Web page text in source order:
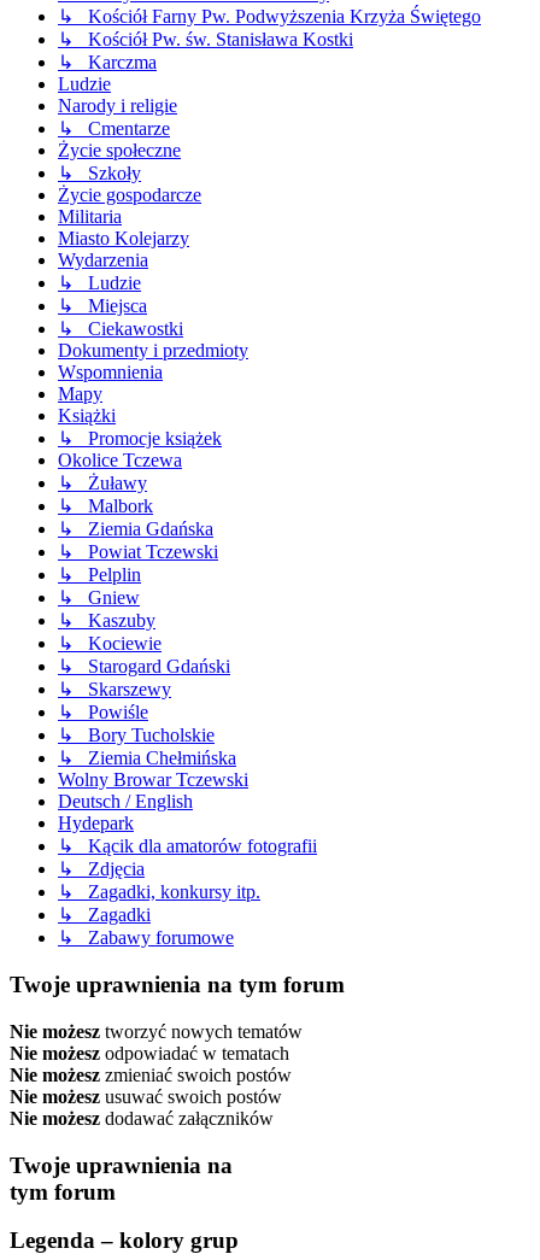
↳ Kościół Farny Pw. Podwyższenia Krzyża Świętego
↳ Kościół Pw. św. Stanisława Kostki
↳ Karczma
Ludzie
Narody i religie
↳ Cmentarze
Życie społeczne
↳ Szkoły
Życie gospodarcze
Militaria
Miasto Kolejarzy
Wydarzenia
↳ Ludzie
↳ Miejsca
↳ Ciekawostki
Dokumenty i przedmioty
Wspomnienia
Mapy
Książki
↳ Promocje książek
Okolice Tczewa
↳ Żuławy
↳ Malbork
↳ Ziemia Gdańska
↳ Powiat Tczewski
↳ Pelplin
↳ Gniew
↳ Kaszuby
↳ Kociewie
↳ Starogard Gdański
↳ Skarszewy
↳ Powiśle
↳ Bory Tucholskie
↳ Ziemia Chełmińska
Wolny Browar Tczewski
Deutsch / English
Hydepark
↳ Kącik dla amatorów fotografii
↳ Zdjęcia
↳ Zagadki, konkursy itp.
↳ Zagadki
↳ Zabawy forumowe
Twoje uprawnienia na tym forum
Nie możesz tworzyć nowych tematów
Nie możesz odpowiadać w tematach
Nie możesz zmieniać swoich postów
Nie możesz usuwać swoich postów
Nie możesz dodawać załączników
Twoje uprawnienia na
tym forum
Legenda – kolory grup